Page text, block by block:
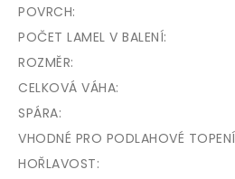
POVRCH:
POČET LAMEL V BALENÍ:
ROZMĚR:
CELKOVÁ VÁHA:
SPÁRA:
VHODNÉ PRO PODLAHOVÉ TOPENÍ
HOŘLAVOST: